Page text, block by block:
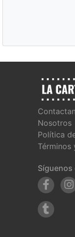
Nosotros
Política
Términos
Síguenos